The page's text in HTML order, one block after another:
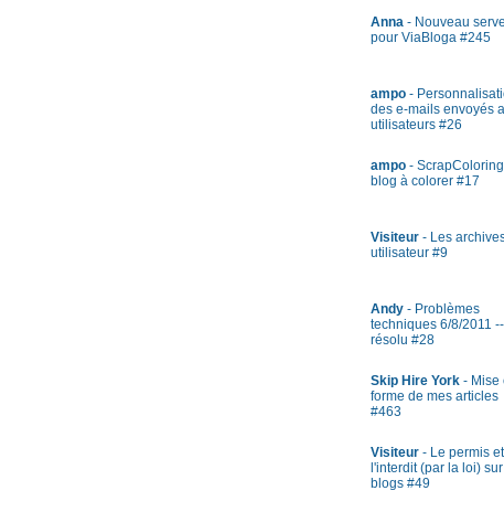
Anna - Nouveau
pour ViaBloga #245
ampo -
des e-mails envoyés
utilisateurs #26
ampo -
blog à colorer #17
Visiteur - Les
utilisateur #9
Andy - Problèmes
techniques 6/8/2011 --
résolu #28
Skip Hire York - Mise
forme de mes articles
#463
Visiteur - Le permis et
l'interdit (par la loi)
blogs #49